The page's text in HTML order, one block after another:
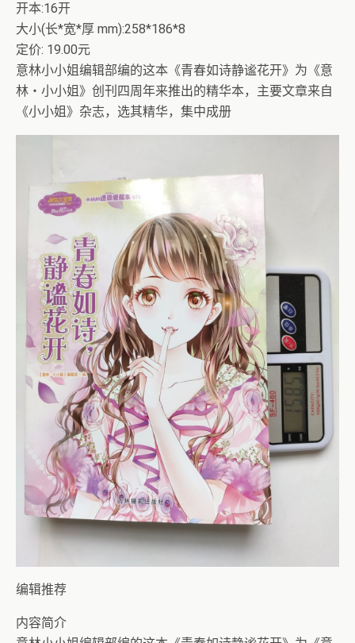
开本:16开
大小(长*宽*厚 mm):258*186*8
定价: 19.00元
意林小小姐编辑部编的这本《青春如诗静谧花开》为《意
林・小小姐》创刊四周年来推出的精华本，主要文章来自
《小小姐》杂志，选其精华，集中成册
编辑推荐
内容简介